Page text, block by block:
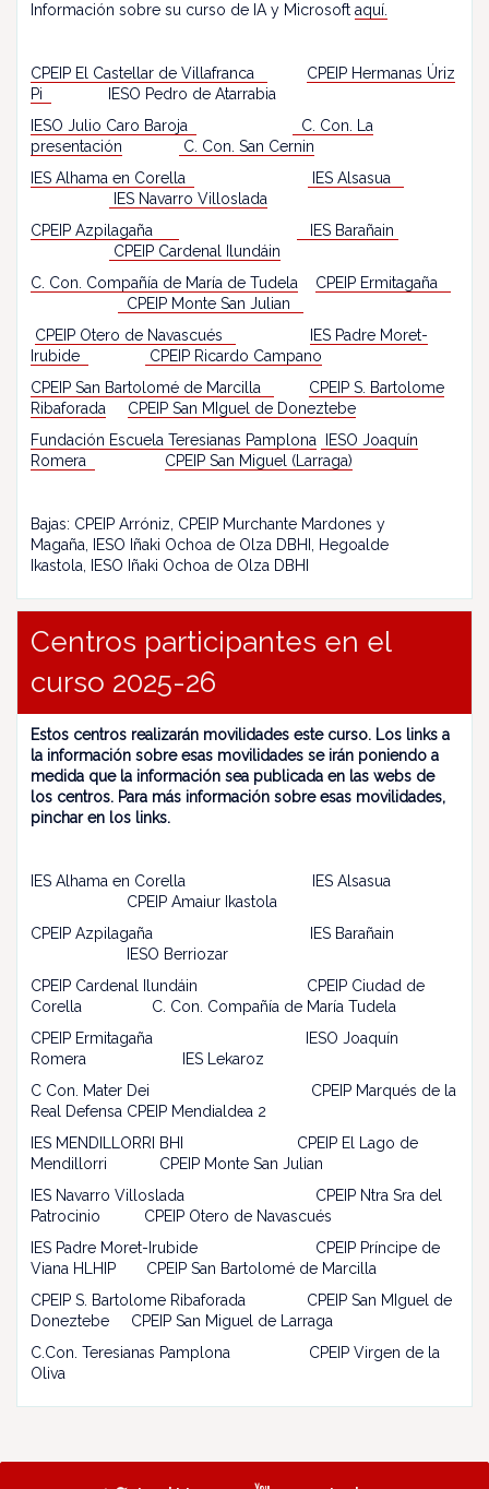
Información sobre su curso de IA y Microsoft aquí.
CPEIP El Castellar de Villafranca
CPEIP Hermanas Úriz
Pi
IESO Pedro de Atarrabia
IESO Julio Caro Baroja
C. Con. La
presentación
C. Con. San Cernin
IES Alhama en Corella
IES Alsasua
IES Navarro Villoslada
CPEIP Azpilagaña
IES Barañain
CPEIP Cardenal Ilundáin
C. Con. Compañía de María de Tudela
CPEIP Ermitagaña
CPEIP Monte San Julian
CPEIP Otero de Navascués
IES Padre Moret-
Irubide
CPEIP Ricardo Campano
CPEIP San Bartolomé de Marcilla
CPEIP S. Bartolome
Ribaforada
CPEIP San MIguel de Doneztebe
Fundación Escuela Teresianas Pamplona
IESO Joaquín
Romera
CPEIP San Miguel (Larraga)
Bajas: CPEIP Arróniz, CPEIP Murchante Mardones y
Magaña, IESO Iñaki Ochoa de Olza DBHI, Hegoalde
Ikastola, IESO Iñaki Ochoa de Olza DBHI
Centros participantes en el
curso 2025-26
Estos centros realizarán movilidades este curso. Los links a
la información sobre esas movilidades se irán poniendo a
medida que la información sea publicada en las webs de
los centros. Para más información sobre esas movilidades,
pinchar en los links.
IES Alhama en Corella IES Alsasua
CPEIP Amaiur Ikastola
CPEIP Azpilagaña IES Barañain
IESO Berriozar
CPEIP Cardenal Ilundáin CPEIP Ciudad de
Corella C. Con. Compañía de María Tudela
CPEIP Ermitagaña IESO Joaquín
Romera IES Lekaroz
C Con. Mater Dei CPEIP Marqués de la
Real Defensa CPEIP Mendialdea 2
IES MENDILLORRI BHI CPEIP El Lago de
Mendillorri CPEIP Monte San Julian
IES Navarro Villoslada CPEIP Ntra Sra del
Patrocinio CPEIP Otero de Navascués
IES Padre Moret-Irubide CPEIP Príncipe de
Viana HLHIP CPEIP San Bartolomé de Marcilla
CPEIP S. Bartolome Ribaforada CPEIP San MIguel de
Doneztebe CPEIP San Miguel de Larraga
C.Con. Teresianas Pamplona CPEIP Virgen de la
Oliva